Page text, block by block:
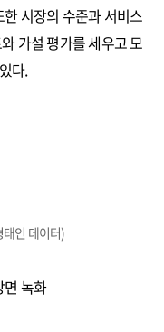
시장의 수준과 서비스
가설 평가를 세우고 모
다.
인 데이터)
면 녹화